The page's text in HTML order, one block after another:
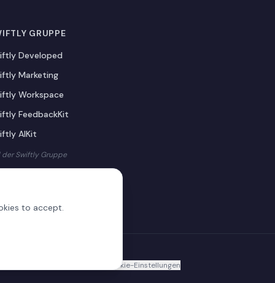
GRUPPE
Developed
Marketing
Workspace
FeedbackKit
AIKit
der Swiftly Gruppe
Cookie-Einstellungen
to accept.